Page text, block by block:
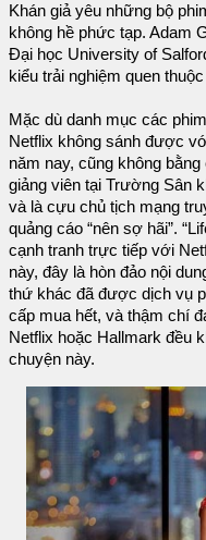
Khán giả yêu những bộ
không hề phức tạp. Adam
Đại học University of
kiểu trải nghiệm quen
Mặc dù danh mục các
Netflix không sánh được
năm nay, cũng không
giảng viên tại Trường Sân
và là cựu chủ tịch mạng
quảng cáo “nên sợ hãi”.
cạnh tranh trực tiếp với
này, đây là hòn đảo nội
thứ khác đã được dịch vụ
cấp mua hết, và thậm chí
Netflix hoặc Hallmark đều
chuyện này.